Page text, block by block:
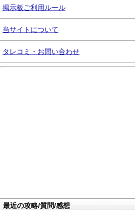
掲示板ご利用ルール
当サイトについて
タレコミ・お問い合わせ
最近の攻略/質問/感想